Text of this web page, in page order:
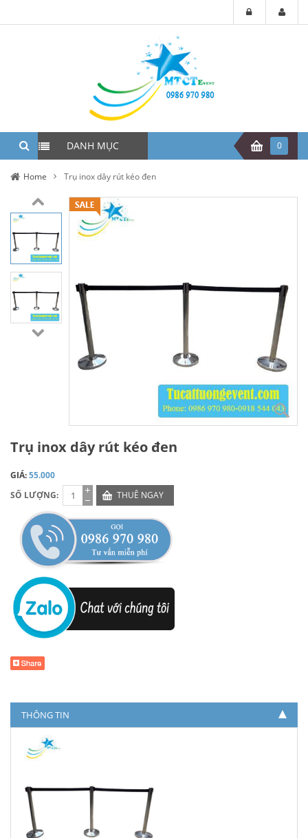
DANH MỤC 0
Home Trụ inox dây rút kéo đen
Trụ inox dây rút kéo đen
GIÁ:55.000
SỐ LƯỢNG:
THUÊ NGAY
THÔNG TIN